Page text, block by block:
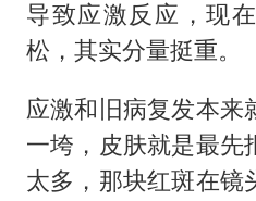
导致应激反应，现
松，其实分量挺重。
应激和旧病复发本来
一垮，皮肤就是最先
太多，那块红斑在镜